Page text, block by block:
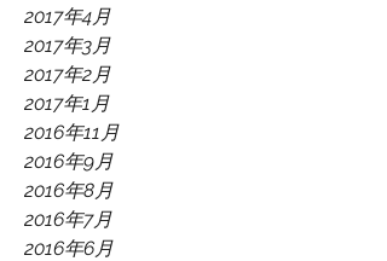
2017年4月
2017年3月
2017年2月
2017年1月
2016年11月
2016年9月
2016年8月
2016年7月
2016年6月